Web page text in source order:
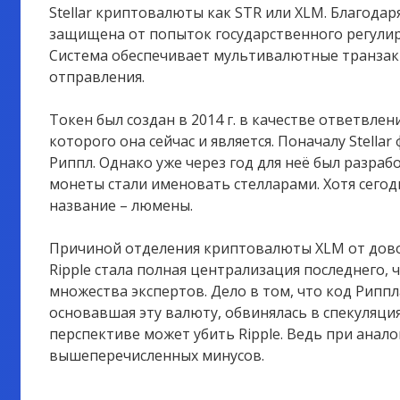
Stellar криптовалюты как STR или XLM.
защищена от попыток государственного
Система обеспечивает мультивалютные
отправления.
Токен был создан в 2014 г. в качестве
которого она сейчас и является. Поначалу
Риппл. Однако уже через год для неё был
монеты стали именовать стелларами. Хотя
название – люмены.
Причиной отделения криптовалюты XLM от
Ripple стала полная централизация
множества экспертов. Дело в том, что код
основавшая эту валюту, обвинялась в
перспективе может убить Ripple. Ведь при
вышеперечисленных минусов.